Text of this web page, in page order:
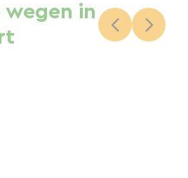
wegen in